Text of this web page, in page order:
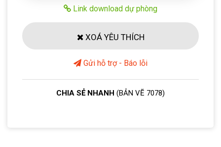
Link download dự phòng
XOÁ YÊU THÍCH
Gửi hỗ trợ - Báo lỗi
CHIA SẺ NHANH (BẢN VẼ 7078)